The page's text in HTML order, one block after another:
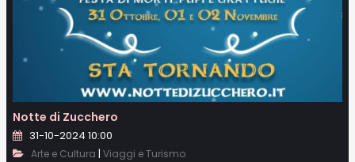
Notte di Zucchero
31-10-2024 10:00
Arte e Cultura | Viaggi e Turismo